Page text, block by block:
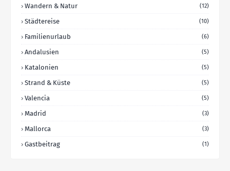
Wandern & Natur (12)
Städtereise (10)
Familienurlaub (6)
Andalusien (5)
Katalonien (5)
Strand & Küste (5)
Valencia (5)
Madrid (3)
Mallorca (3)
Gastbeitrag (1)